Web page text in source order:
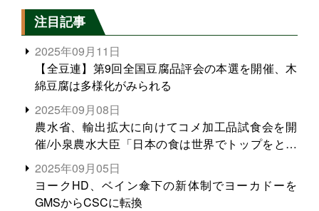
注目記事
2025年09月11日
【全豆連】第9回全国豆腐品評会の本選を開催、木
綿豆腐は多様化がみられる
2025年09月08日
農水省、輸出拡大に向けてコメ加工品試食会を開
催/小泉農水大臣「日本の食は世界でトップをとれ
る。米増産に向けて、米輸出需要の拡大を」
2025年09月05日
ヨークHD、ベイン傘下の新体制でヨーカドーを
GMSからCSCに転換